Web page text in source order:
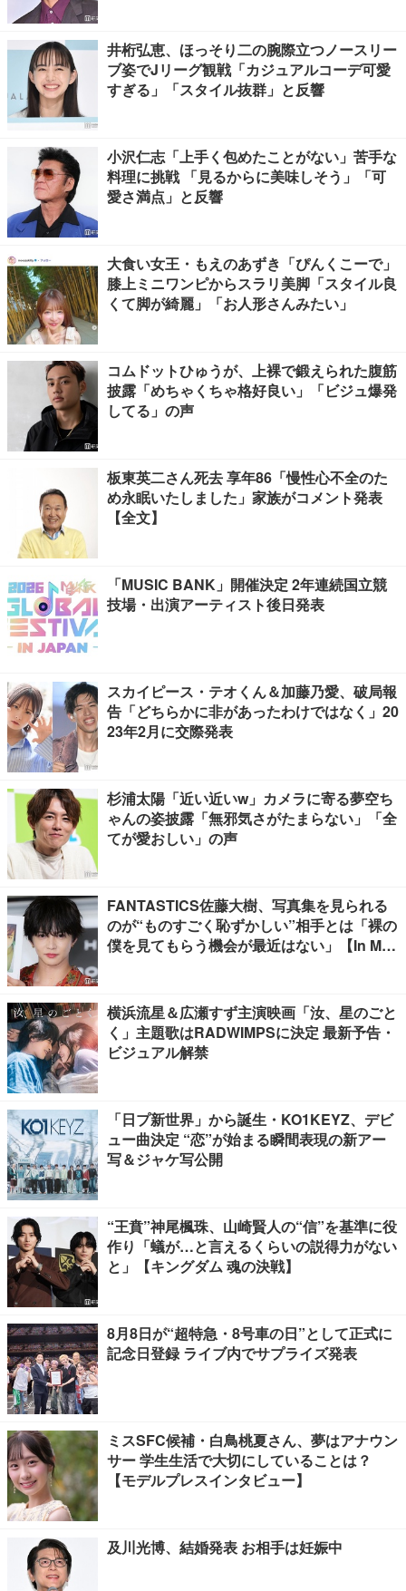
井桁弘恵、ほっそり二の腕際立つノースリー
ブ姿でJリーグ観戦「カジュアルコーデ可愛
すぎる」「スタイル抜群」と反響
小沢仁志「上手く包めたことがない」苦手な
料理に挑戦 「見るからに美味しそう」「可
愛さ満点」と反響
大食い女王・もえのあずき「ぴんくこーで」
膝上ミニワンピからスラリ美脚「スタイル良
くて脚が綺麗」「お人形さんみたい」
コムドットひゅうが、上裸で鍛えられた腹筋
披露「めちゃくちゃ格好良い」「ビジュ爆発
してる」の声
板東英二さん死去 享年86「慢性心不全のた
め永眠いたしました」家族がコメント発表
【全文】
「MUSIC BANK」開催決定 2年連続国立競
技場・出演アーティスト後日発表
スカイピース・テオくん＆加藤乃愛、破局報
告「どちらかに非があったわけではなく」20
23年2月に交際発表
杉浦太陽「近い近いw」カメラに寄る夢空ち
ゃんの姿披露「無邪気さがたまらない」「全
てが愛おしい」の声
FANTASTICS佐藤大樹、写真集を見られる
のが“ものすごく恥ずかしい”相手とは「裸の
僕を見てもらう機会が最近はない」【In Moti
横浜流星＆広瀬すず主演映画「汝、星のごと
く」主題歌はRADWIMPSに決定 最新予告・
ビジュアル解禁
「日プ新世界」から誕生・KO1KEYZ、デビ
ュー曲決定 “恋”が始まる瞬間表現の新アー
写＆ジャケ写公開
“王賁”神尾楓珠、山崎賢人の“信”を基準に役
作り「蟻が…と言えるくらいの説得力がない
と」【キングダム 魂の決戦】
8月8日が“超特急・8号車の日”として正式に
記念日登録 ライブ内でサプライズ発表
ミスSFC候補・白鳥桃夏さん、夢はアナウン
サー 学生生活で大切にしていることは？
【モデルプレスインタビュー】
及川光博、結婚発表 お相手は妊娠中